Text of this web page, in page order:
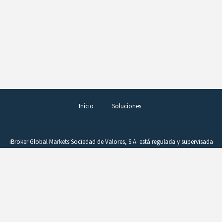
Inicio Soluciones
iBroker Global Markets Sociedad de Valores, S.A. está regulada y supervisada